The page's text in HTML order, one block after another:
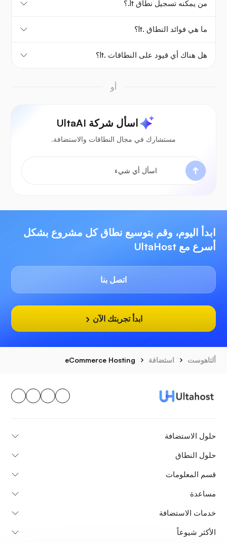
من يمكنه تسجيل نطاق ‎.lt؟
ما هي فوائد النطاق .lt؟
هل هناك أي قيود على النطاقات .lt؟
أو
اسأل شركة UltaAI
مستشارك في مجال النطاقات والاستضافة.
ابدأ اليوم، وقم بتوسيع نطاق كل مشروع بشكل
أسرع مع UltaHost
اتصل بنا
ابدأ تجربتك الآن
ألتاهوست استضافة eCommerce Hosting
حلول الاستضافة
حلول النطاق
قسم المعلومات
مساعدة
خدمات الاستضافة
الأكثر شيوعاً